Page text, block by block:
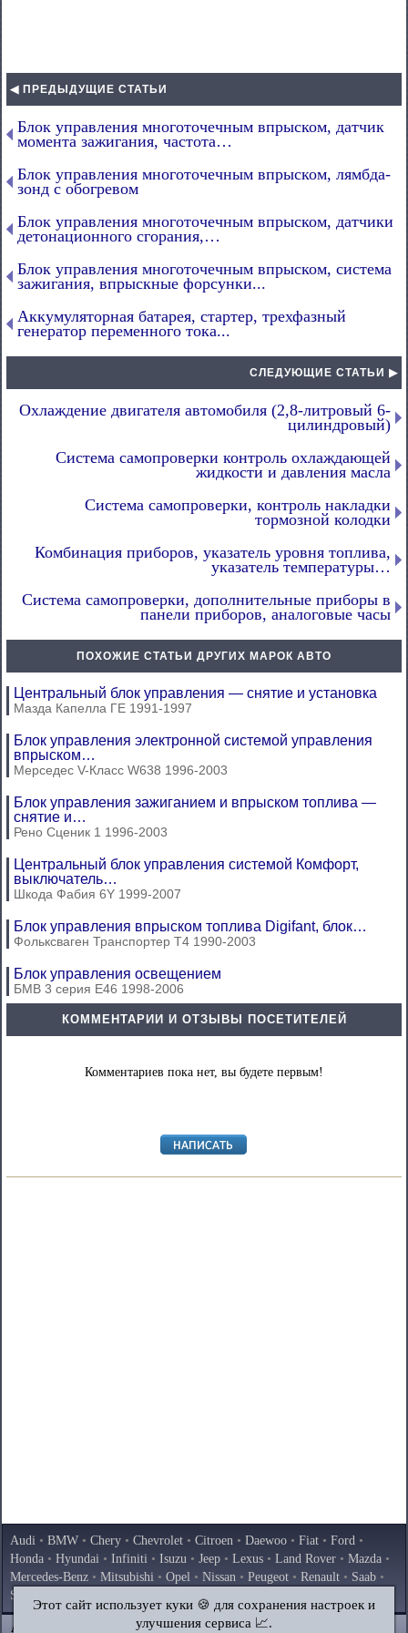
◀ ПРЕДЫДУЩИЕ СТАТЬИ
Блок управления многоточечным впрыском, датчик
момента зажигания, частота…
Блок управления многоточечным впрыском, лямбда-
зонд с обогревом
Блок управления многоточечным впрыском, датчики
детонационного сгорания,…
Блок управления многоточечным впрыском, система
зажигания, впрыскные форсунки...
Аккумуляторная батарея, стартер, трехфазный
генератор переменного тока...
СЛЕДУЮЩИЕ СТАТЬИ ▶
Охлаждение двигателя автомобиля (2,8-литровый 6-
цилиндровый)
Система самопроверки контроль охлаждающей
жидкости и давления масла
Система самопроверки, контроль накладки
тормозной колодки
Комбинация приборов, указатель уровня топлива,
указатель температуры…
Система самопроверки, дополнительные приборы в
панели приборов, аналоговые часы
ПОХОЖИЕ СТАТЬИ ДРУГИХ МАРОК АВТО
Центральный блок управления — снятие и установка
Мазда Капелла ГЕ 1991-1997
Блок управления электронной системой управления
впрыском…
Мерседес V-Класс W638 1996-2003
Блок управления зажиганием и впрыском топлива —
снятие и…
Рено Сценик 1 1996-2003
Центральный блок управления системой Комфорт,
выключатель…
Шкода Фабия 6Y 1999-2007
Блок управления впрыском топлива Digifant, блок…
Фольксваген Транспортер Т4 1990-2003
Блок управления освещением
БМВ 3 серия Е46 1998-2006
КОММЕНТАРИИ И ОТЗЫВЫ ПОСЕТИТЕЛЕЙ
Комментариев пока нет, вы будете первым!
Audi • BMW • Chery • Chevrolet • Citroen • Daewoo • Fiat • Ford •
Honda • Hyundai • Infiniti • Isuzu • Jeep • Lexus • Land Rover • Mazda •
Mercedes-Benz • Mitsubishi • Opel • Nissan • Peugeot • Renault • Saab •
Skoda
Volkswagen
AutoInstruction.ru © 2020–2026|Полная версия
Этот сайт использует куки 🍪 для сохранения настроек и
улучшения сервиса 📈.